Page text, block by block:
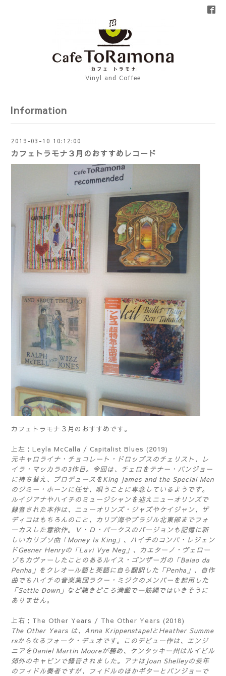
Vinyl and Coffee
Information
2019-03-10 10:12:00
カフェトラモナ３月のおすすめレコード
カフェトラモナ３月のおすすめです。
上左：Leyla McCalla / Capitalist Blues (2019)
元キャロライナ・チョコレート・ドロップスのチェリスト、レ
イラ・マッカラの3作目。今回は、チェロをテナー・バンジョー
に持ち替え、プロデュースをKing James and the Special Men
のジミー・ホーンに任せ、唄うことに専念しているようです。
ルイジアナやハイチのミュージシャンを迎えニューオリンズで
録音された本作は、ニューオリンズ・ジャズやケイジャン、ザ
ディコはもちろんのこと、カリブ海やブラジル北東部までフォ
ーカスした意欲作。Ｖ・Ｄ・パークスのバージョンも記憶に新
しいカリプソ曲「Money Is King」、ハイチのコンパ・レジェン
ドGesner Henryの「Lavi Vye Neg」、カエターノ・ヴェロー
ゾもカヴァーしたことのあるルイス・ゴンザーガの「Baiao da
Penha」をクレオール語と英語に自ら翻訳した「Penha」、自作
曲でもハイチの音楽集団ラクー・ミジクのメンバーを起用した
「Settle Down」など聴きどころ満載で一筋縄ではいきそうに
ありません。
上右：The Other Years / The Other Years (2018)
The Other Years は、Anna KrippenstapelとHeather Summe
rsからなるフォーク・デュオです。このデビュー作は、エンジ
ニアをDaniel Martin Mooreが務め、ケンタッキー州はルイビル
郊外のキャビンで録音されました。アナはJoan Shelleyの長年
のフィドル奏者ですが、フィドルのほかギターとバンジョーで